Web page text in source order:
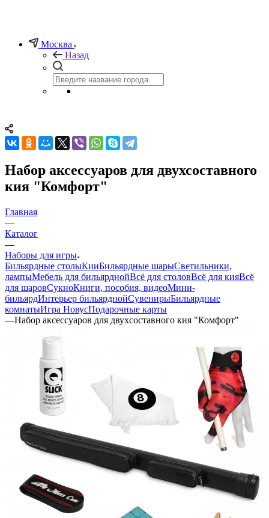
Москва
Назад
Набор аксессуаров для двухсоставного
кия "Комфорт"
Главная
—
Каталог
—
Наборы для игры
Бильярдные столыКииБильярдные шарыСветильники,
лампыМебель для бильярднойВсё для столовВсё для кияВсё
для шаровСукноКниги, пособия, видеоМини-
бильярдИнтерьер бильярднойСувенирыБильярдные
комнатыИгра НовусПодарочные карты
—Набор аксессуаров для двухсоставного кия "Комфорт"